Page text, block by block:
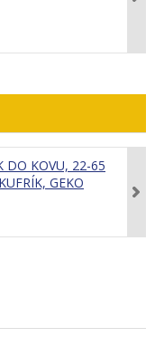
DO KOVU, 22-65
GEKO